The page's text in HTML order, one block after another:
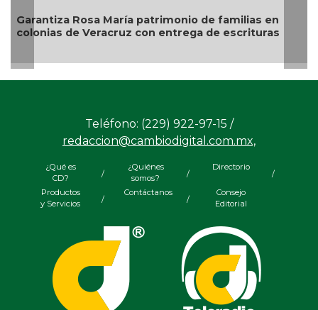
María patrimonio de familias en
con entrega de escrituras
Descarta
alcaldes de MC
Teléfono: (229) 922-97-15 /
redaccion@cambiodigital.com.mx,
¿Qué es
CD?
/
¿Quiénes
somos?
/
Directorio
/
Productos
y Servicios
/
Contáctanos
/
Consejo
Editorial